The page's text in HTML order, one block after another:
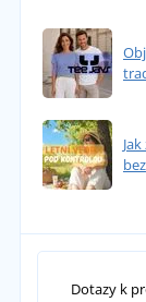
Dotazy k